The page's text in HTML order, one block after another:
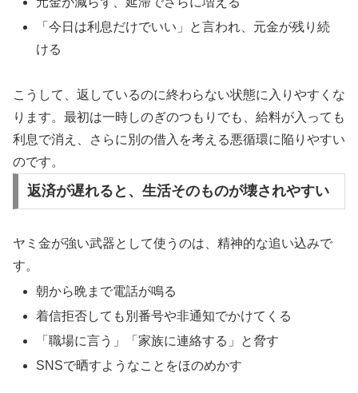
「今日は利息だけでいい」と言われ、元金が残り続
ける
こうして、返しているのに終わらない状態に入りやすくな
ります。最初は一時しのぎのつもりでも、給料が入っても
利息で消え、さらに別の借入を考える悪循環に陥りやすい
のです。
返済が遅れると、生活そのものが壊されやすい
ヤミ金が強い武器として使うのは、精神的な追い込みで
す。
朝から晩まで電話が鳴る
着信拒否しても別番号や非通知でかけてくる
「職場に言う」「家族に連絡する」と脅す
SNSで晒すようなことをほのめかす